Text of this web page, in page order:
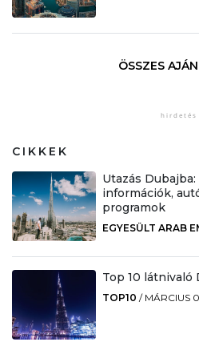
ÖSSZES
CIKKEK
Utazás
információk,
programok
EGYESÜLT ARAB
Top 10 látnivaló
TOP10 / MÁRCIUS